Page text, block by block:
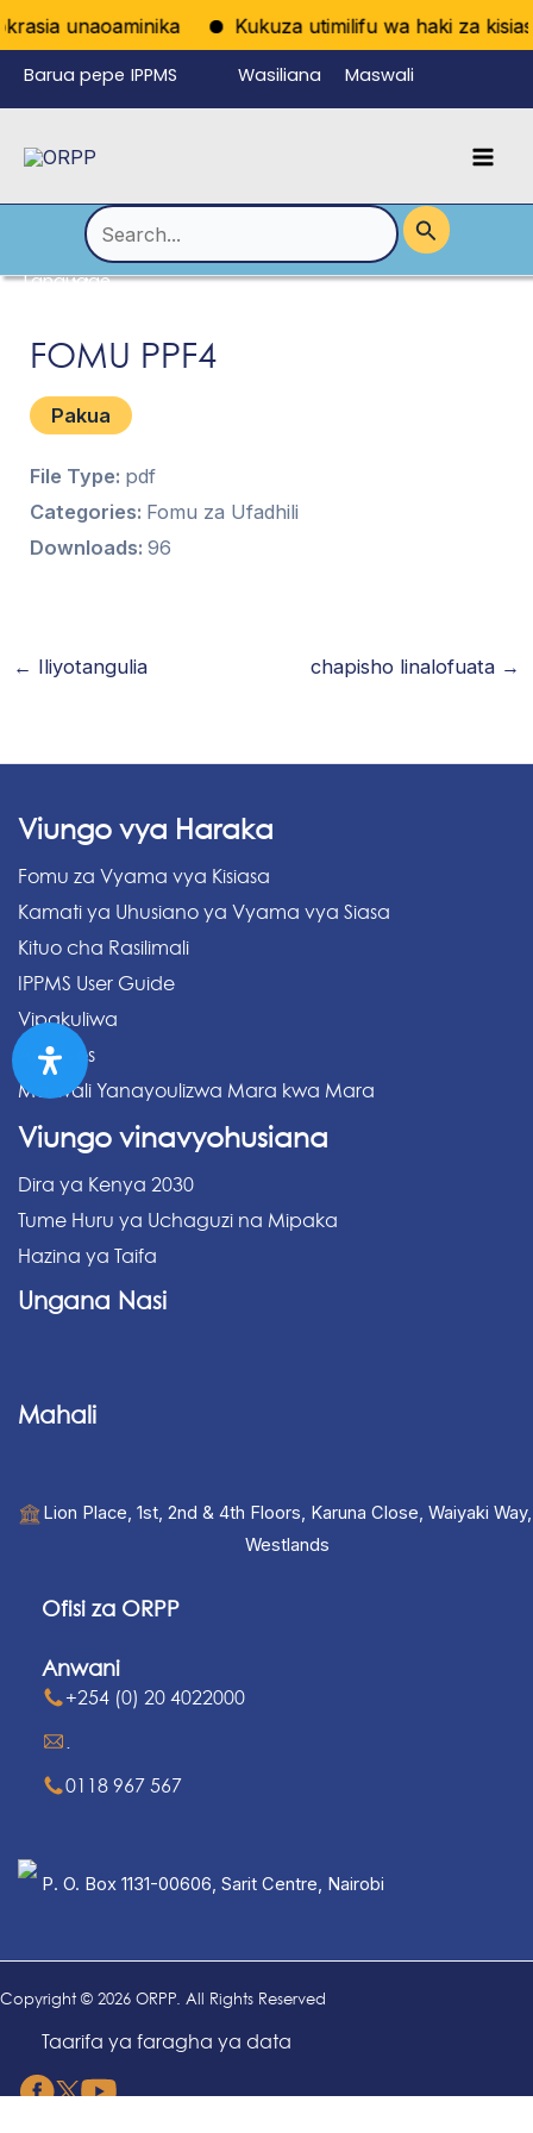
unaoaminika Kukuza utimilifu wa haki za
Skip
to
content
Barua pepe IPPMS Wasiliana Maswali
Language
Menu
Toggle
Search
for:
FOMU PPF4
Pakua
File Type: pdf
Categories: Fomu za Ufadhili
Downloads:96
← Iliyotangulia chapisho linalofuata →
Viungo vya Haraka
Fomu za Vyama vya Kisiasa
Kamati ya Uhusiano ya Vyama vya Siasa
Kituo cha Rasilimali
IPPMS User Guide
Vipakuliwa
Archives
Maswali Yanayoulizwa Mara kwa Mara
Viungo vinavyohusiana
Dira ya Kenya 2030
Tume Huru ya Uchaguzi na Mipaka
Hazina ya Taifa
Ungana Nasi
Mahali
Lion Place, 1st, 2nd & 4th Floors, Karuna Close, Waiyaki Way,
Westlands
Ofisi za ORPP
Anwani
+254 (0) 20 4022000
0118 967 567
P. O. Box 1131-00606, Sarit Centre, Nairobi
Copyright © 2026 ORPP. All Rights Reserved
Taarifa ya faragha ya data